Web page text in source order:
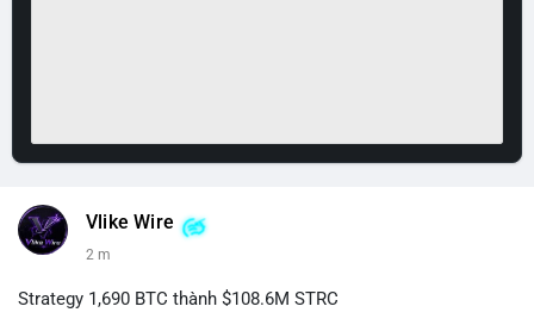
Vlike Wire
2 m
Strategy 1,690 BTC thành $108.6M STRC